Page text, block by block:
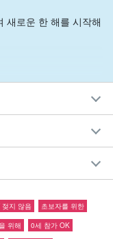
새로운 한 해를 시작해
있는 1일 한정 특별 투
기
젖지 않음
초보자를 위한
위해
0세 참가 OK